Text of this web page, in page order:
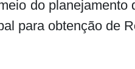
do
para obtenção de